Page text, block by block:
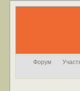
Форум